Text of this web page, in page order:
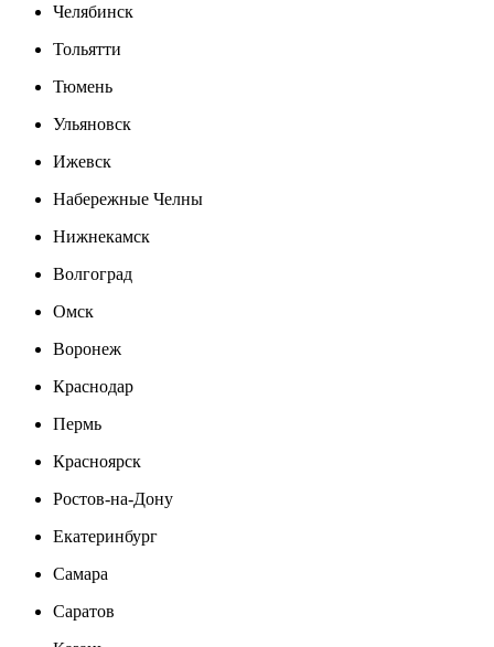
Челябинск
Тольятти
Тюмень
Ульяновск
Ижевск
Набережные Челны
Нижнекамск
Волгоград
Омск
Воронеж
Краснодар
Пермь
Красноярск
Ростов-на-Дону
Екатеринбург
Самара
Саратов